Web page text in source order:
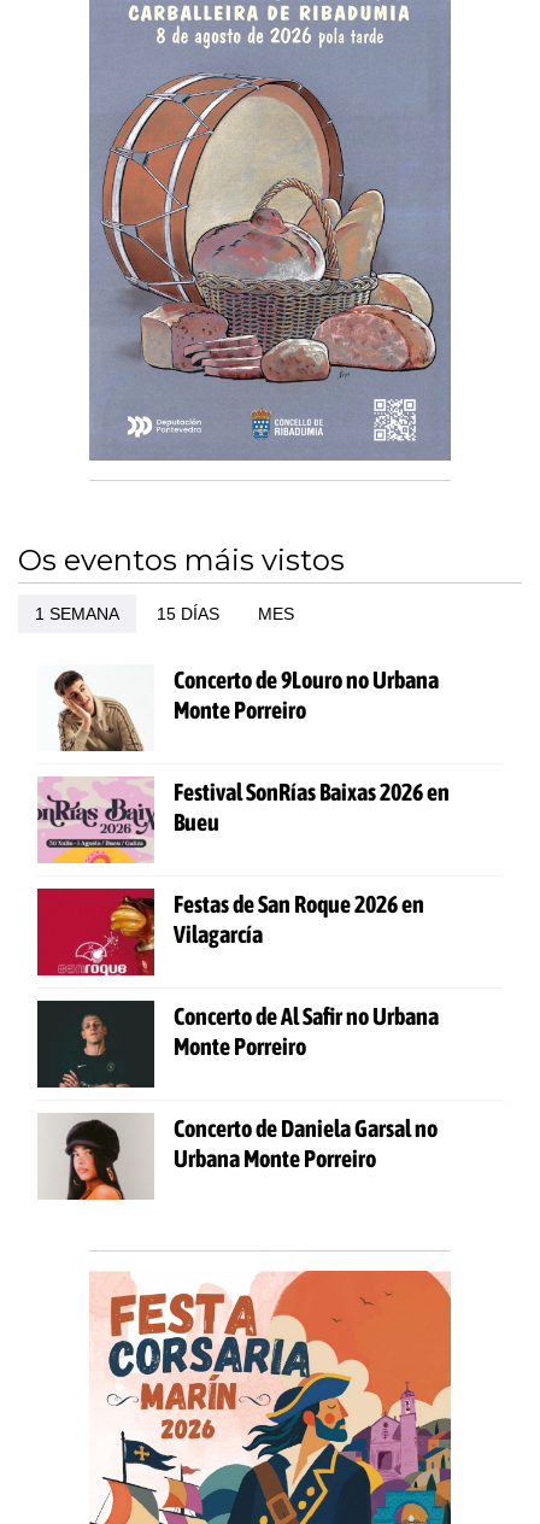
Os eventos máis vistos
1 SEMANA 15 DÍAS MES
Concerto de 9Louro no Urbana
Monte Porreiro
Festival SonRías Baixas 2026 en
Bueu
Festas de San Roque 2026 en
Vilagarcía
Concerto de Al Safir no Urbana
Monte Porreiro
Concerto de Daniela Garsal no
Urbana Monte Porreiro